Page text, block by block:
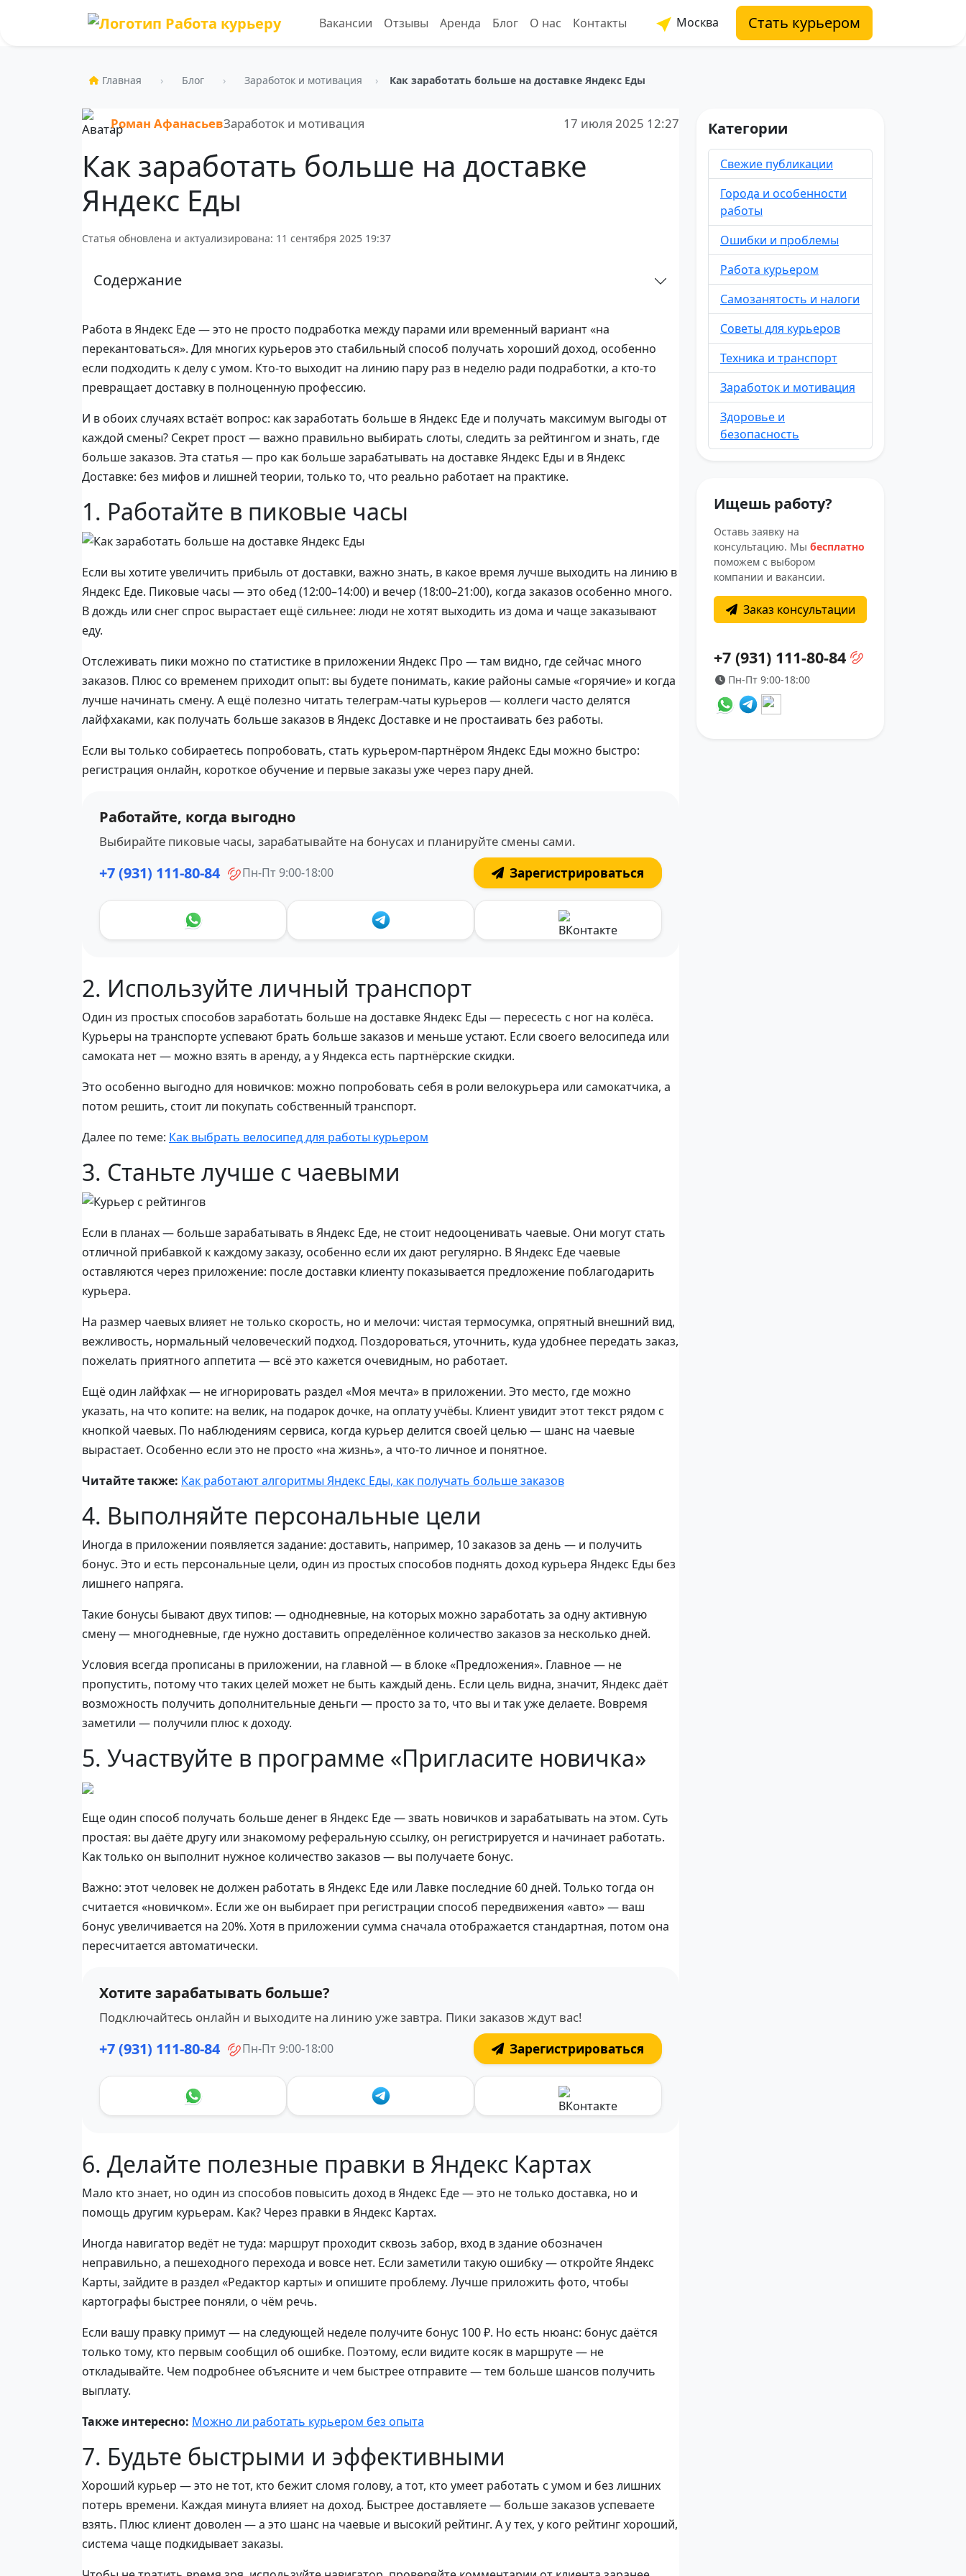
Вакансии Отзывы Аренда Блог О нас Контакты Москва Стать курьером
Главная Блог Заработок и мотивация Как заработать больше на доставке Яндекс Еды
Роман АфанасьевЗаработок и мотивация 17 июля 2025 12:27
Как заработать больше на доставке
Яндекс Еды
Статья обновлена и актуализирована: 11 сентября 2025 19:37
Содержание
Работа в Яндекс Еде — это не просто подработка между парами или временный вариант «на
перекантоваться». Для многих курьеров это стабильный способ получать хороший доход, особенно
если подходить к делу с умом. Кто-то выходит на линию пару раз в неделю ради подработки, а кто-то
превращает доставку в полноценную профессию.
И в обоих случаях встаёт вопрос: как заработать больше в Яндекс Еде и получать максимум выгоды от
каждой смены? Секрет прост — важно правильно выбирать слоты, следить за рейтингом и знать, где
больше заказов. Эта статья — про как больше зарабатывать на доставке Яндекс Еды и в Яндекс
Доставке: без мифов и лишней теории, только то, что реально работает на практике.
1. Работайте в пиковые часы
Если вы хотите увеличить прибыль от доставки, важно знать, в какое время лучше выходить на линию в
Яндекс Еде. Пиковые часы — это обед (12:00–14:00) и вечер (18:00–21:00), когда заказов особенно много.
В дождь или снег спрос вырастает ещё сильнее: люди не хотят выходить из дома и чаще заказывают
еду.
Отслеживать пики можно по статистике в приложении Яндекс Про — там видно, где сейчас много
заказов. Плюс со временем приходит опыт: вы будете понимать, какие районы самые «горячие» и когда
лучше начинать смену. А ещё полезно читать телеграм-чаты курьеров — коллеги часто делятся
лайфхаками, как получать больше заказов в Яндекс Доставке и не простаивать без работы.
Если вы только собираетесь попробовать, стать курьером-партнёром Яндекс Еды можно быстро:
регистрация онлайн, короткое обучение и первые заказы уже через пару дней.
Работайте, когда выгодно
Выбирайте пиковые часы, зарабатывайте на бонусах и планируйте смены сами.
+7 (931) 111-80-84 Пн-Пт 9:00-18:00 Зарегистрироваться
2. Используйте личный транспорт
Один из простых способов заработать больше на доставке Яндекс Еды — пересесть с ног на колёса.
Курьеры на транспорте успевают брать больше заказов и меньше устают. Если своего велосипеда или
самоката нет — можно взять в аренду, а у Яндекса есть партнёрские скидки.
Это особенно выгодно для новичков: можно попробовать себя в роли велокурьера или самокатчика, а
потом решить, стоит ли покупать собственный транспорт.
Далее по теме: Как выбрать велосипед для работы курьером
3. Станьте лучше с чаевыми
Если в планах — больше зарабатывать в Яндекс Еде, не стоит недооценивать чаевые. Они могут стать
отличной прибавкой к каждому заказу, особенно если их дают регулярно. В Яндекс Еде чаевые
оставляются через приложение: после доставки клиенту показывается предложение поблагодарить
курьера.
На размер чаевых влияет не только скорость, но и мелочи: чистая термосумка, опрятный внешний вид,
вежливость, нормальный человеческий подход. Поздороваться, уточнить, куда удобнее передать заказ,
пожелать приятного аппетита — всё это кажется очевидным, но работает.
Ещё один лайфхак — не игнорировать раздел «Моя мечта» в приложении. Это место, где можно
указать, на что копите: на велик, на подарок дочке, на оплату учёбы. Клиент увидит этот текст рядом с
кнопкой чаевых. По наблюдениям сервиса, когда курьер делится своей целью — шанс на чаевые
вырастает. Особенно если это не просто «на жизнь», а что-то личное и понятное.
Читайте также: Как работают алгоритмы Яндекс Еды, как получать больше заказов
4. Выполняйте персональные цели
Иногда в приложении появляется задание: доставить, например, 10 заказов за день — и получить
бонус. Это и есть персональные цели, один из простых способов поднять доход курьера Яндекс Еды без
лишнего напряга.
Такие бонусы бывают двух типов: — однодневные, на которых можно заработать за одну активную
смену — многодневные, где нужно доставить определённое количество заказов за несколько дней.
Условия всегда прописаны в приложении, на главной — в блоке «Предложения». Главное — не
пропустить, потому что таких целей может не быть каждый день. Если цель видна, значит, Яндекс даёт
возможность получить дополнительные деньги — просто за то, что вы и так уже делаете. Вовремя
заметили — получили плюс к доходу.
5. Участвуйте в программе «Пригласите новичка»
Еще один способ получать больше денег в Яндекс Еде — звать новичков и зарабатывать на этом. Суть
простая: вы даёте другу или знакомому реферальную ссылку, он регистрируется и начинает работать.
Как только он выполнит нужное количество заказов — вы получаете бонус.
Важно: этот человек не должен работать в Яндекс Еде или Лавке последние 60 дней. Только тогда он
считается «новичком». Если же он выбирает при регистрации способ передвижения «авто» — ваш
бонус увеличивается на 20%. Хотя в приложении сумма сначала отображается стандартная, потом она
пересчитается автоматически.
Хотите зарабатывать больше?
Подключайтесь онлайн и выходите на линию уже завтра. Пики заказов ждут вас!
+7 (931) 111-80-84 Пн-Пт 9:00-18:00 Зарегистрироваться
6. Делайте полезные правки в Яндекс Картах
Мало кто знает, но один из способов повысить доход в Яндекс Еде — это не только доставка, но и
помощь другим курьерам. Как? Через правки в Яндекс Картах.
Иногда навигатор ведёт не туда: маршрут проходит сквозь забор, вход в здание обозначен
неправильно, а пешеходного перехода и вовсе нет. Если заметили такую ошибку — откройте Яндекс
Карты, зайдите в раздел «Редактор карты» и опишите проблему. Лучше приложить фото, чтобы
картографы быстрее поняли, о чём речь.
Если вашу правку примут — на следующей неделе получите бонус 100 ₽. Но есть нюанс: бонус даётся
только тому, кто первым сообщил об ошибке. Поэтому, если видите косяк в маршруте — не
откладывайте. Чем подробнее объясните и чем быстрее отправите — тем больше шансов получить
выплату.
Также интересно: Можно ли работать курьером без опыта
7. Будьте быстрыми и эффективными
Хороший курьер — это не тот, кто бежит сломя голову, а тот, кто умеет работать с умом и без лишних
потерь времени. Каждая минута влияет на доход. Быстрее доставляете — больше заказов успеваете
взять. Плюс клиент доволен — а это шанс на чаевые и высокий рейтинг. А у тех, у кого рейтинг хороший,
система чаще подкидывает заказы.
Категории
Свежие публикации
Города и особенности
работы
Ошибки и проблемы
Работа курьером
Самозанятость и налоги
Советы для курьеров
Техника и транспорт
Заработок и мотивация
Здоровье и
безопасность
Ищешь работу?
Оставь заявку на
консультацию. Мы бесплатно
поможем с выбором
компании и вакансии.
Заказ консультации
+7 (931) 111-80-84
Пн-Пт 9:00-18:00